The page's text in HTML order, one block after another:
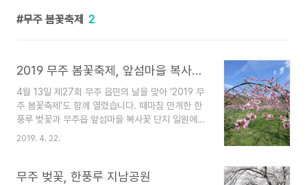
무주 봄꽃축제 2
2019 무주 봄꽃축제, 앞섬마을 복사꽃 잔치
4월 13일 제27회 무주 읍민의 날을 맞아 ‘2019 무
주 봄꽃축제'도 함께 열렸습니다. 때마침 만개한 한
풍루 벚꽃과 무주읍 앞섬마을 복사꽃 단지 일원에서
열린 봄꽃축제에서는 난타와 지역 가수 공연 등 다
섬마을 체험센터를 출발해 제방 길과 복숭아 밭 사
2019. 4. 22.
무주 벚꽃, 한풍루 지남공원